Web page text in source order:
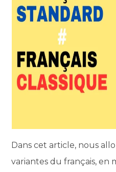
Dans cet article, nous
variantes du français, en